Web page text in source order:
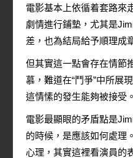
電影基本上依循着套路來
劇情進行鋪墊，尤其是
差，也為結局給予順理成
但其實這一點會存在情節
慕，難道在“鬥爭”中所展
這情愫的發生能夠被接受。
電影最顯眼的矛盾點是
的時候，是應該如何處理
心理，其實這裡看演員的